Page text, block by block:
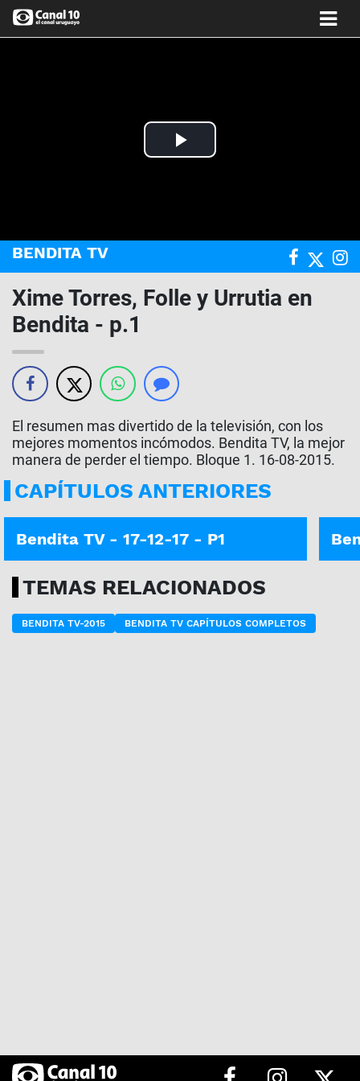
Play
BENDITA TV
Xime Torres, Folle y Urrutia en
Bendita - p.1
El resumen mas divertido de la televisión, con los
mejores momentos incómodos. Bendita TV, la mejor
manera de perder el tiempo. Bloque 1. 16-08-2015.
CAPÍTULOS ANTERIORES
Bendita TV - 17-12-17 - P1
TEMAS RELACIONADOS
BENDITA TV-2015 BENDITA TV CAPÍTULOS COMPLETOS